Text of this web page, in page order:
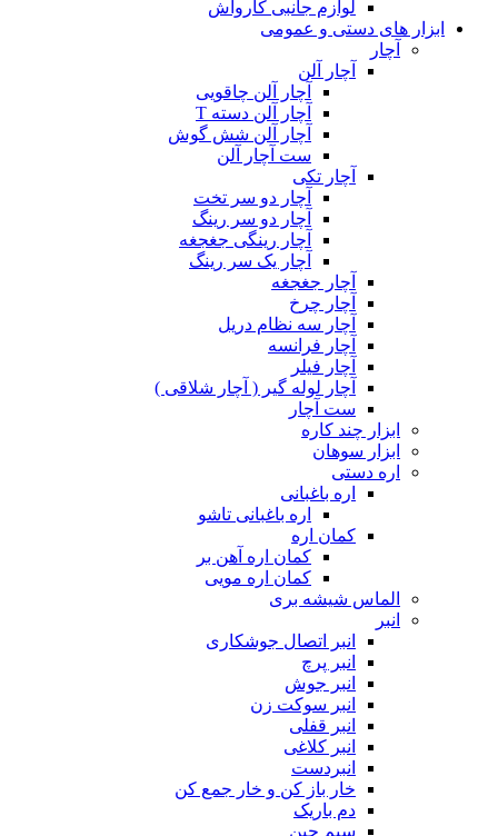
لوازم جانبی کارواش
ابزار های دستی و عمومی
آچار
آچار آلن
آچار آلن چاقویی
آچار آلن دسته T
آچار آلن شش گوش
ست آچار آلن
آچار تکی
آچار دو سر تخت
آچار دو سر رینگ
آچار رینگی جغجغه
آچار یک سر رینگ
آچار جغجغه
آچار چرخ
آچار سه نظام دریل
آچار فرانسه
آچار فیلر
آچار لوله گیر ( آچار شلاقی )
ست آچار
ابزار چند کاره
ابزار سوهان
اره دستی
اره باغبانی
اره باغبانی تاشو
کمان اره
کمان اره آهن بر
کمان اره مویی
الماس شیشه بری
انبر
انبر اتصال جوشکاری
انبر پرچ
انبر جوش
انبر سوکت زن
انبر قفلی
انبر کلاغی
انبردست
خار باز کن و خار جمع کن
دم باریک
سیم چین